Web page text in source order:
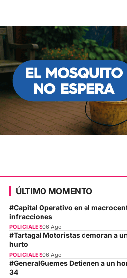
ÚLTIMO MOMENTO
#Capital Operativo en el
infracciones
POLICIALES06 Ago
#Tartagal Motoristas demoran a
hurto
POLICIALES06 Ago
#GeneralGuemes Detienen a un
34